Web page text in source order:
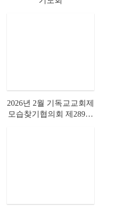
2026년 2월 기독교교회제
모습찾기협의회 제289차